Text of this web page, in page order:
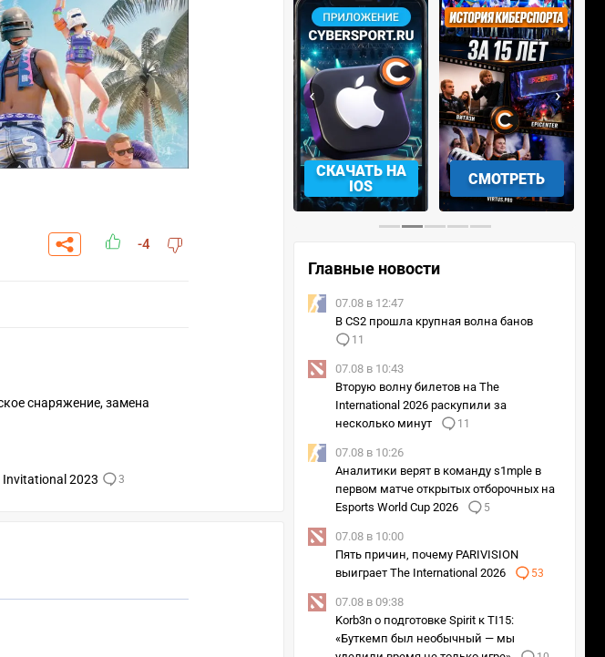
-4
снаряжение, замена
Invitational 2023 3
СКАЧАТЬ НА
СКАЧАТЬ НА
СМОТРЕТЬ УЧАСТВОВАТЬ
‹ ›
Главные новости
07.08 в 12:47
В CS2 прошла крупная волна банов
11
07.08 в 10:43
Вторую волну билетов на The
International 2026 раскупили за
несколько минут
11
07.08 в 10:26
Аналитики верят в команду s1mple в
первом матче открытых отборочных на
Esports World Cup 2026
5
07.08 в 10:00
Пять причин, почему PARIVISION
выиграет The International 2026
53
07.08 в 09:38
Korb3n о подготовке Spirit к TI15:
«Буткемп был необычный — мы